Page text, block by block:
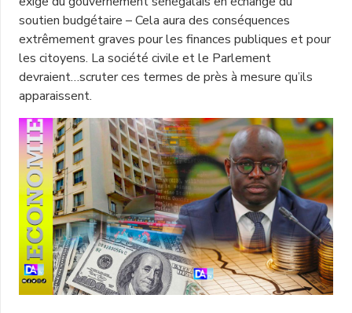
soutien budgétaire – Cela aura des conséquences
extrêmement graves pour les finances publiques et pour
les citoyens. La société civile et le Parlement
devraient…scruter ces termes de près à mesure qu’ils
apparaissent.